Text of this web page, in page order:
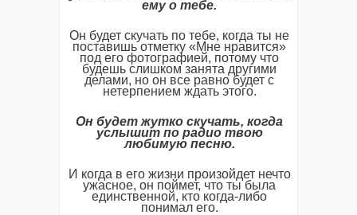
ему о тебе.
Он будет скучать по тебе, когда ты не
поставишь отметку «Мне нравится»
под его фотографией, потому что
будешь слишком занята другими
делами, но он все равно будет с
нетерпением ждать этого.
Он будет жутко скучать, когда
услышит по радио твою
любимую песню.
И когда в его жизни произойдет нечто
ужасное, он поймет, что ты была
единственной, кто когда-либо
понимал его.